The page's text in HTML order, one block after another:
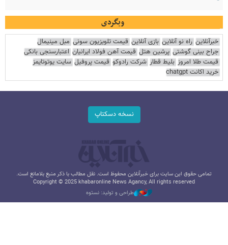
وبگردی
خبرآنلاین راه نو آنلاین بازی آنلاین قیمت تلویزیون سونی مبل مینیمال
جراح بینی گوشتی پرشین هتل قیمت آهن فولاد ایرانیان اعتبارسنجی بانکی
قیمت طلا امروز بلیط قطار شرکت رادوکو قیمت پروفیل سایت یوتوتایمز
خرید اکانت chatgpt
نسخه دسکتاپ
تمامی حقوق این سایت برای خبرآنلاین محفوظ است. نقل مطالب با ذکر منبع بلامانع است.
Copyright © 2025 khabaronline News Agancy, All rights reserved
طراحی و تولید: نستوه